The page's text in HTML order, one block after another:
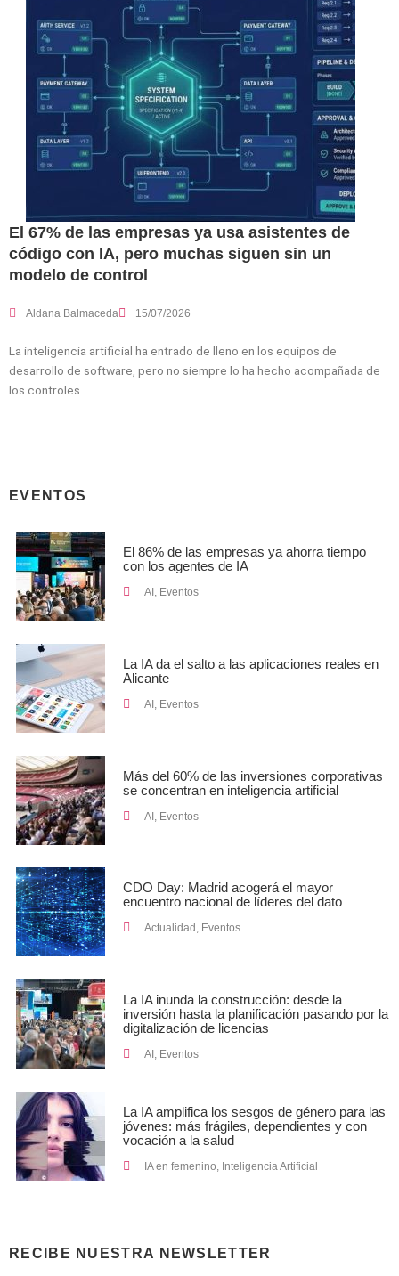
El 67% de las empresas ya usa asistentes de
código con IA, pero muchas siguen sin un
modelo de control
Aldana Balmaceda 15/07/2026
La inteligencia artificial ha entrado de lleno en los equipos de
desarrollo de software, pero no siempre lo ha hecho acompañada de
los controles
EVENTOS
El 86% de las empresas ya ahorra tiempo
con los agentes de IA
AI , Eventos
La IA da el salto a las aplicaciones reales en
Alicante
AI , Eventos
Más del 60% de las inversiones corporativas
se concentran en inteligencia artificial
AI Eventos
CDO Day: Madrid acogerá el mayor
encuentro nacional de líderes del dato
Actualidad , Eventos
La IA inunda la construcción: desde la
inversión hasta la planificación pasando por la
digitalización de licencias
AI , Eventos
La IA amplifica los sesgos de género para las
jóvenes: más frágiles, dependientes y con
vocación a la salud
IA en femenino Inteligencia Artificial
RECIBE NUESTRA NEWSLETTER